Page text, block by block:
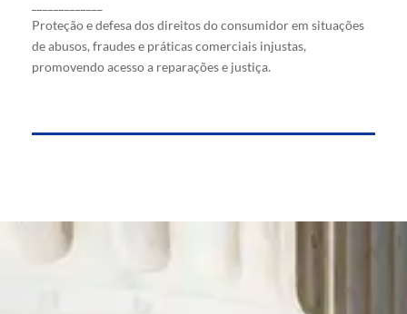
Proteção e defesa dos direitos do consumidor em situações
de abusos, fraudes e práticas comerciais injustas,
promovendo acesso a reparações e justiça.
situações de abusos, fraudes e práticas comerciais
injustas, promovendo acesso a reparações e justiça.